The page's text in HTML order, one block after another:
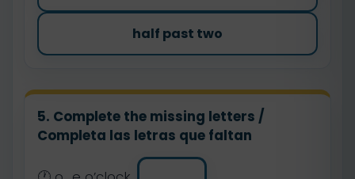
half past two
5. Complete the missing letters /
Completa las letras que faltan